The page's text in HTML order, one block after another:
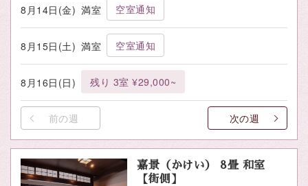
8月14日(金) 満室 空室通知
8月15日(土) 満室 空室通知
8月16日(日) 残り 3室 ¥29,000~
前の週 次の週
嘉景（かけい） 8畳 和室
【街側】